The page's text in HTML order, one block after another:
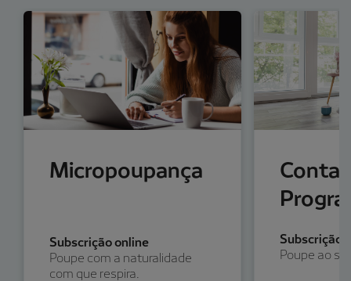
Micropoupança
Subscrição online
Poupe com a naturalidade
com que respira.
Conta
Subscrição
Poupe ao